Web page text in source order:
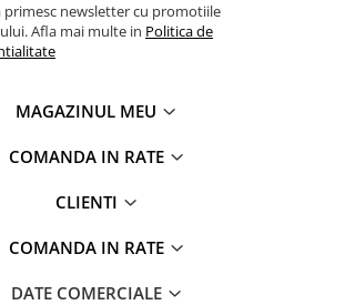
primesc newsletter cu promotiile
Afla mai multe in Politica de
MAGAZINUL MEU
COMANDA IN RATE
CLIENTI
COMANDA IN RATE
DATE COMERCIALE